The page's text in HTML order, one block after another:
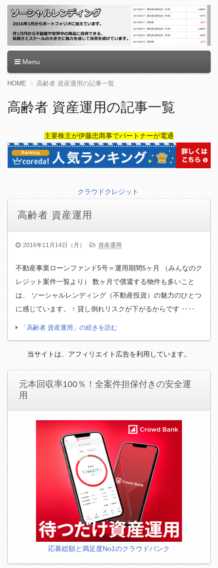
ソーシャルレンディング
Menu
コ
テ
ン
動
HOME 高齢者 資産運用の記事一覧
高齢者 資産運用の記事一覧
主要株主が伊藤忠商事でパートナーが電通
クラウドクレジット
高齢者 資産運用
2016年11月14日（月） 資産運用
不動産事業ローンファンド5号＝運用期間5ヶ月 （みんなのク
レジット案件一覧より） 数ヶ月で償還する物件も多いこと
は、 ソーシャルレンディング（不動産投資）の魅力のひとつ
に感じています。 ↑ 貸し倒れリスクが下がるからです ‥‥
「高齢者 資産運用」の続きを読む
当サイトは、アフィリエイト広告を利用しています。
元本回収率100％！全案件担保付きの安全運
用
応募総額と満足度No1のクラウドバンク